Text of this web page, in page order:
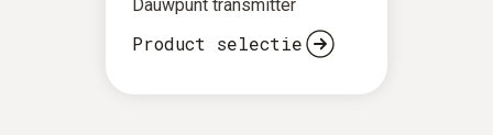
Als voor de vochtmeting een vochttransmitter met een
totale meetfout van +/- 2%RH (meetonzekerheid inclusief
merkbaar lager dan wanneer een typische
Dauwpunt transmitter
Product selectie